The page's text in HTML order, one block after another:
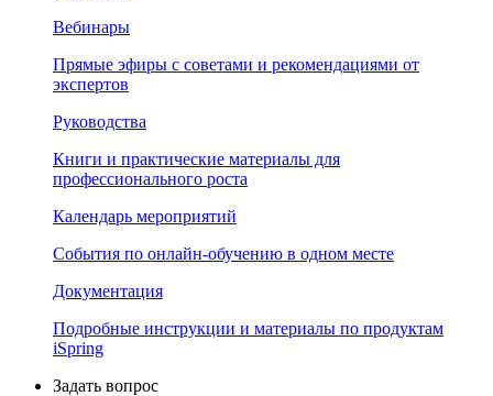
Вебинары
Прямые эфиры с советами и рекомендациями от
экспертов
Руководства
Книги и практические материалы для
профессионального роста
Календарь мероприятий
События по онлайн-обучению в одном месте
Документация
Подробные инструкции и материалы по продуктам
iSpring
Задать вопрос